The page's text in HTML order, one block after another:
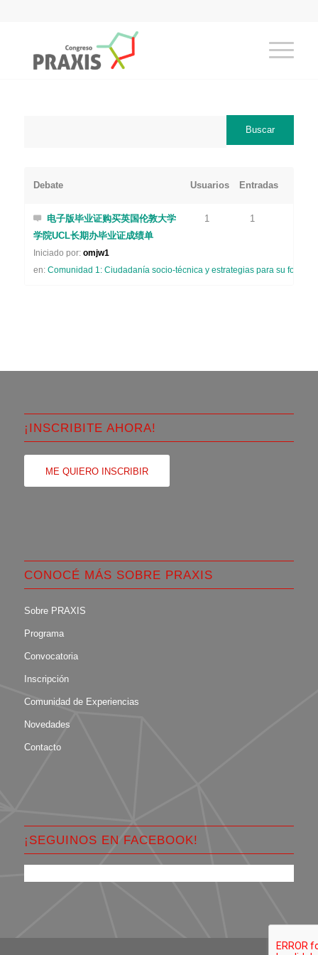
Debate Usuarios Entradas
电子版毕业证购买英国伦敦大学
学院UCL长期办毕业证成绩单
Iniciado por: omjw1
en: Comunidad 1: Ciudadanía socio-técnica y estrategias para su
1 1
¡INSCRIBITE AHORA!
ME QUIERO INSCRIBIR
CONOCÉ MÁS SOBRE PRAXIS
Sobre PRAXIS
Programa
Convocatoria
Inscripción
Comunidad de Experiencias
Novedades
Contacto
¡SEGUINOS EN FACEBOOK!